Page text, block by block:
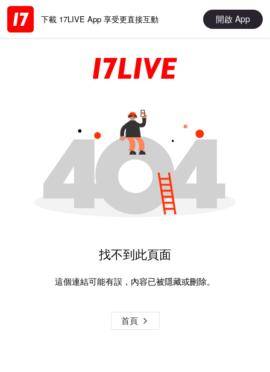
下載 17LIVE App 享受更直接互動 開啟 App
找不到此頁面
這個連結可能有誤，內容已被隱藏或刪除。
首頁